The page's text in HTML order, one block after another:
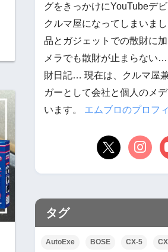
グをきっかけにYouTubeデ
クルマ屋になってしまいま
品とガジェットでの散財に
メラでも散財が止まらない
財日記… 現在は、クルマ屋
ガーとして会社と個人のメ
います。 エムブロのプロフ
タグ
AutoExe BOSE CX-5